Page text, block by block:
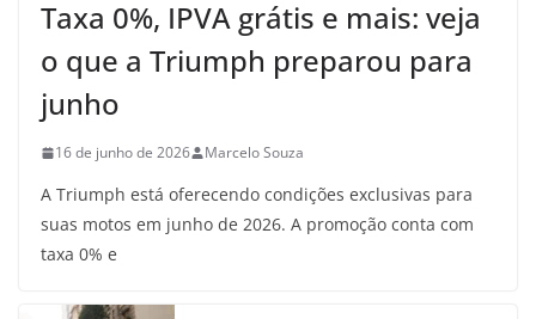
Taxa 0%, IPVA grátis e mais: veja
o que a Triumph preparou para
junho
16 de junho de 2026 Marcelo Souza
A Triumph está oferecendo condições exclusivas para
suas motos em junho de 2026. A promoção conta com
taxa 0% e